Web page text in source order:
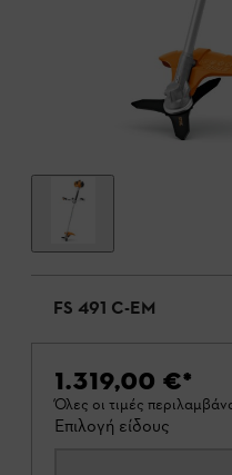
FS 491 C-EM
1.319,00 €*
Όλες οι τιμές
Επιλογή είδους